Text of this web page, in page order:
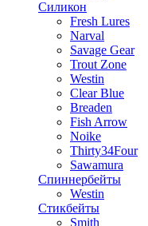
Силикон
Fresh Lures
Narval
Savage Gear
Trout Zone
Westin
Clear Blue
Breaden
Fish Arrow
Noike
Thirty34Four
Sawamura
Спиннербейты
Westin
Стикбейты
Smith